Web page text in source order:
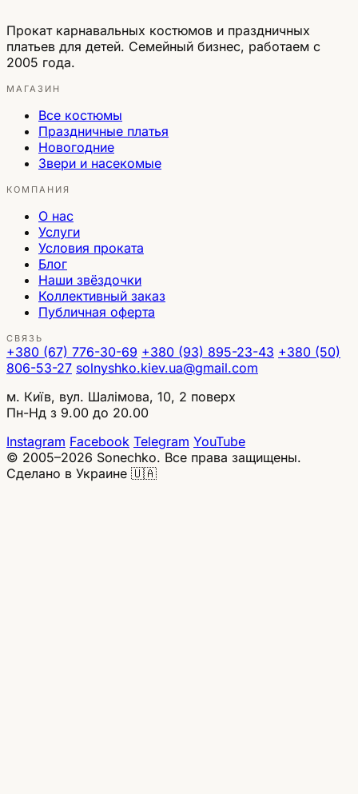
Прокат карнавальных костюмов и праздничных
платьев для детей. Семейный бизнес, работаем с
2005 года.
МАГАЗИН
Все костюмы
Праздничные платья
Новогодние
Звери и насекомые
КОМПАНИЯ
О нас
Услуги
Условия проката
Блог
Наши звёздочки
Коллективный заказ
Публичная оферта
СВЯЗЬ
+380 (67) 776-30-69 +380 (93) 895-23-43 +380 (50)
806-53-27 solnyshko.kiev.ua@gmail.com
м. Київ, вул. Шалімова, 10, 2 поверх
Пн-Нд з 9.00 до 20.00
Instagram Facebook Telegram YouTube
© 2005–2026 Sonechko. Все права защищены.
Сделано в Украине 🇺🇦